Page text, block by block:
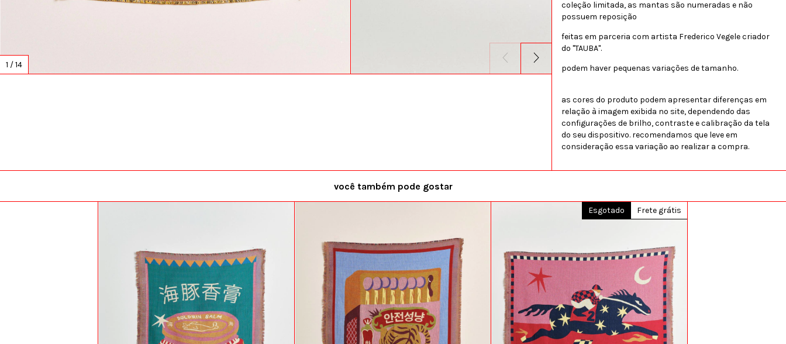
1 /14
coleção limitada, as mantas são numeradas e não
possuem reposição
feitas em parceria com artista Frederico Vegele criador
do "TAUBA".
podem haver pequenas variações de tamanho.
as cores do produto podem apresentar diferenças em
relação à imagem exibida no site, dependendo das
configurações de brilho, contraste e calibração da tela
do seu dispositivo. recomendamos que leve em
consideração essa variação ao realizar a compra.
você também pode gostar
Esgotado Frete grátis